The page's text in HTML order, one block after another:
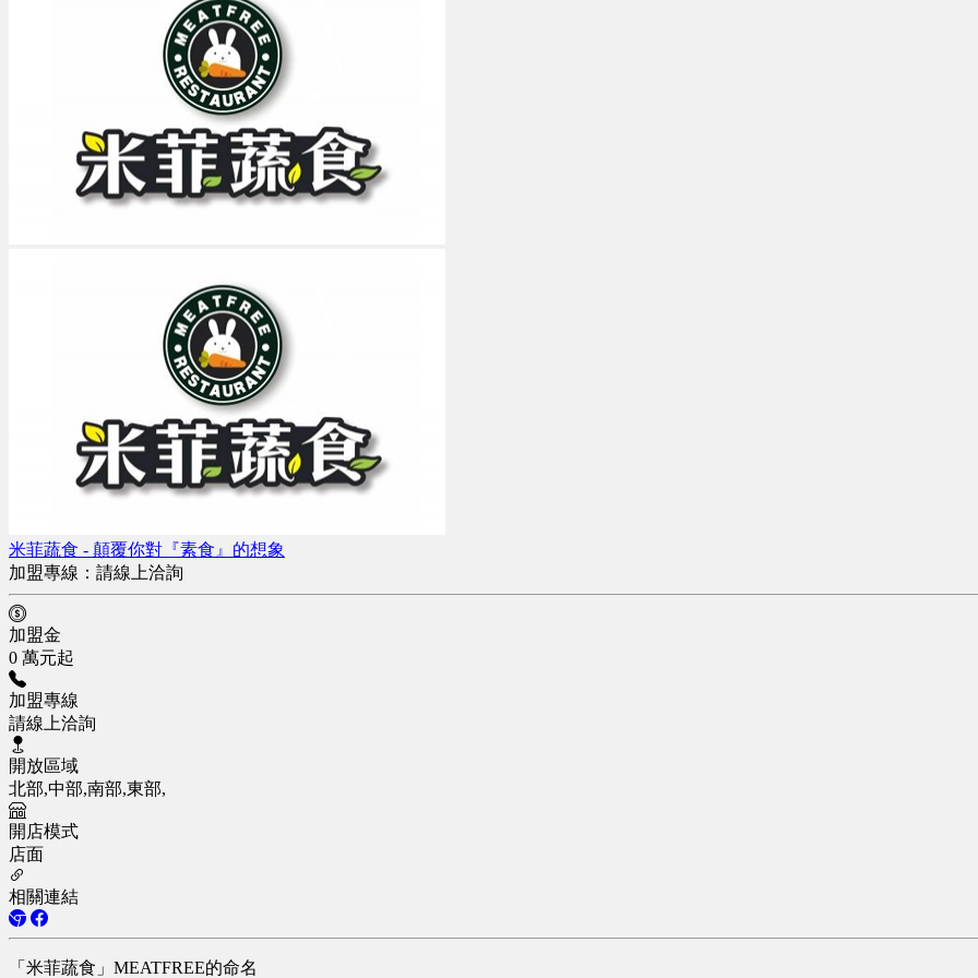
米菲蔬食 - 顛覆你對『素食』的想象
加盟專線： 請線上洽詢
加盟金
0 萬元起
加盟專線
請線上洽詢
開放區域
北部,中部,南部,東部,
開店模式
店面
相關連結
「米菲蔬食」MEATFREE的命名